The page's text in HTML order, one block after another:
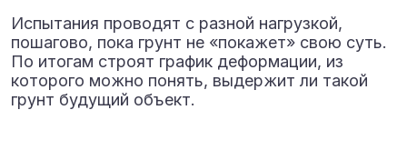
Испытания проводят с разной нагрузкой,
пошагово, пока грунт не «покажет» свою суть.
По итогам строят график деформации, из
которого можно понять, выдержит ли такой
грунт будущий объект.